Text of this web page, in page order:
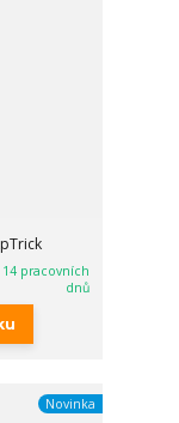
14 pracovních
dnů
Novinka